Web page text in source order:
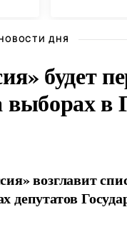
ДНЯ
будет
выборах в
возглавит
депутатов